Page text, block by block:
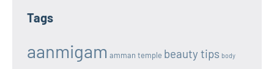
Tags
aanmigam amman temple beauty tips body